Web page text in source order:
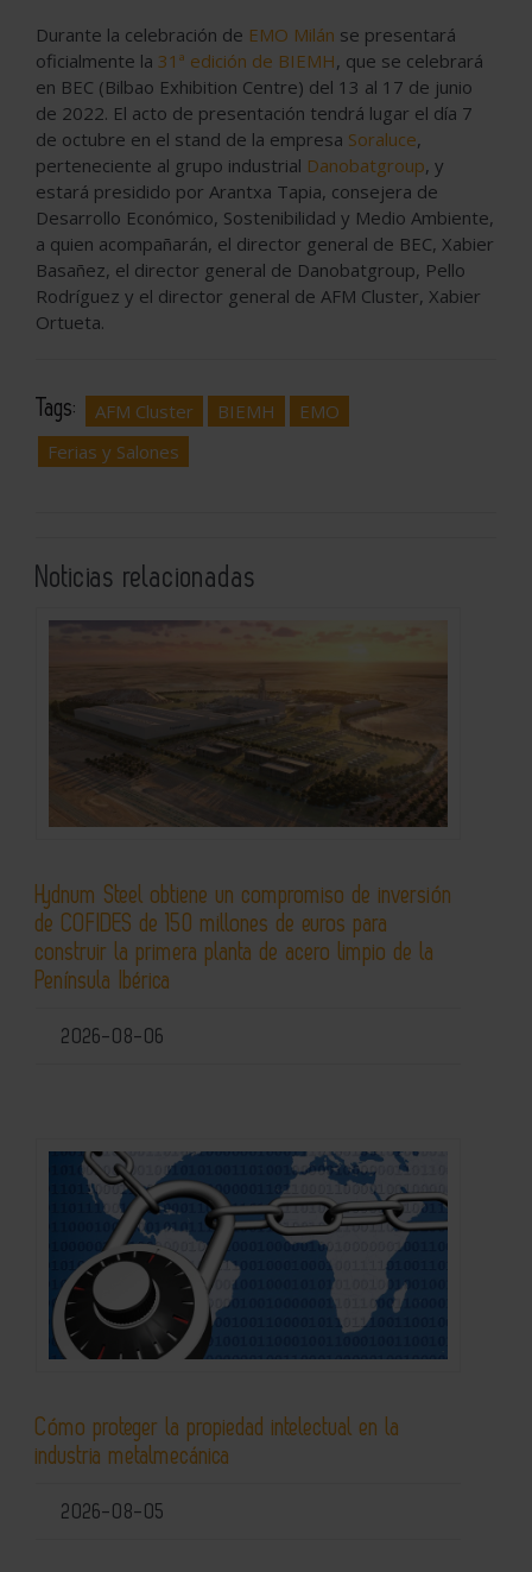
Durante la celebración de EMO Milán se presentará
oficialmente la 31ª edición de BIEMH, que se celebrará
en BEC (Bilbao Exhibition Centre) del 13 al 17 de junio
de 2022. El acto de presentación tendrá lugar el día 7
de octubre en el stand de la empresa Soraluce,
perteneciente al grupo industrial Danobatgroup, y
estará presidido por Arantxa Tapia, consejera de
Desarrollo Económico, Sostenibilidad y Medio Ambiente,
a quien acompañarán, el director general de BEC, Xabier
Basañez, el director general de Danobatgroup, Pello
Rodríguez y el director general de AFM Cluster, Xabier
Ortueta.
Tags: AFM Cluster BIEMH
EMO
Ferias y Salones
Noticias relacionadas
Hydnum Steel obtiene un compromiso de inversión
de COFIDES de 150 millones de euros para
construir la primera planta de acero limpio de la
Península Ibérica
2026-08-06
Cómo proteger la propiedad intelectual en la
industria metalmecánica
2026-08-05